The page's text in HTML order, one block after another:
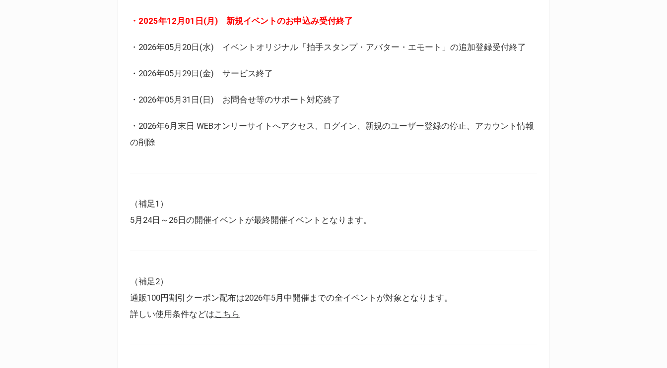
・2025年12月01日(月) 新規イベントのお申込み受付終了
・2026年05月20日(水) イベントオリジナル「拍手スタンプ・アバター・エモート」の追加登録受付終了
・2026年05月29日(金) サービス終了
・2026年05月31日(日) お問合せ等のサポート対応終了
・2026年6月末日 WEBオンリーサイトへアクセス、ログイン、新規のユーザー登録の停止、アカウント情報
の削除
（補足1）
5月24日～26日の開催イベントが最終開催イベントとなります。
（補足2）
通販100円割引クーポン配布は2026年5月中開催までの全イベントが対象となります。
詳しい使用条件などはこちら